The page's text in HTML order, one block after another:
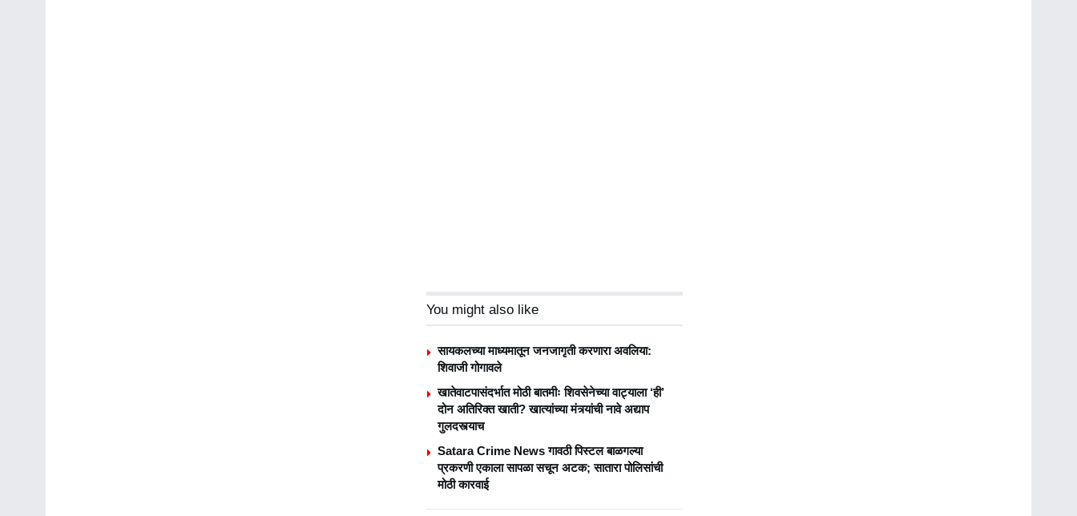
You might also like
सायकलच्या माध्यमातून जनजागृती करणारा अवलिया:
शिवाजी गोगावले
खातेवाटपासंदर्भात मोठी बातमीः शिवसेनेच्या वाट्याला ‘ही’
दोन अतिरिक्त खाती? खात्यांच्या मंत्र्यांची नावे अद्याप
गुलदस्त्याच
Satara Crime News गावठी पिस्टल बाळगल्या
प्रकरणी एकाला सापळा सचून अटक; सातारा पोलिसांची
मोठी कारवाई